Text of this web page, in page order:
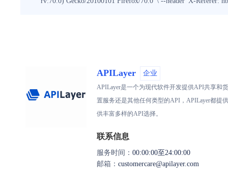
APILayer 企业
APILayer是一个为现代软件开发提供API共享和
置服务还是其他任何类型的API，APILayer都提
供丰富多样的API选择。
联系信息
服务时间： 00:00:00至24:00:00
邮箱： customercare@apilayer.com